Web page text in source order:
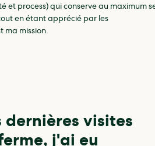
et process) qui conserve au maximum
en étant apprécié par les
ma mission.
dernières visites
j'ai eu